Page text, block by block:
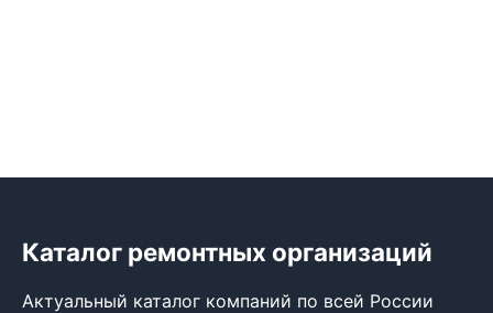
Каталог ремонтных организаций
Актуальный каталог компаний по всей России